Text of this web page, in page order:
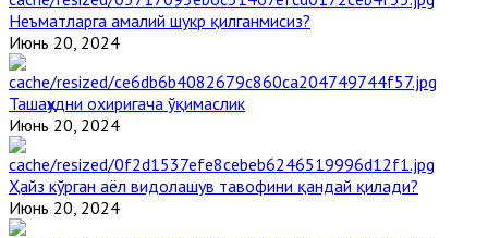
Неъматларга амалий шукр қилганмисиз?
Июнь 20, 2024
Ташаҳҳудни охиригача ўқимаслик
Июнь 20, 2024
Ҳайз кўрган аёл видолашув тавофини қандай қилади?
Июнь 20, 2024